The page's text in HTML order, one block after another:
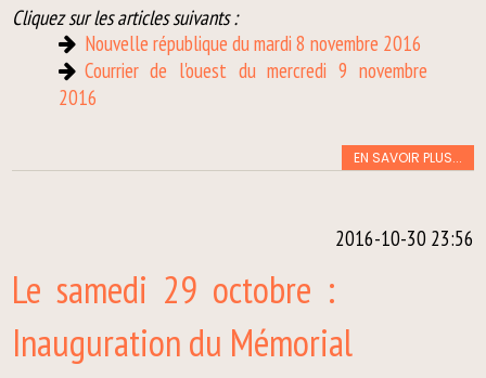
Cliquez sur les articles suivants :
Nouvelle république du mardi 8 novembre 2016
Courrier de l'ouest du mercredi 9 novembre
2016
EN SAVOIR PLUS...
2016-10-30 23:56
Le samedi 29 octobre :
Inauguration du Mémorial